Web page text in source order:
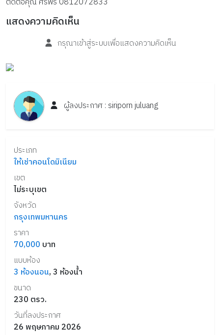
แสดงความคิดเห็น
กรุณาเข้าสู่ระบบเพื่อแสดงความคิดเห็น
ผู้ลงประกาศ : siripornjuluang
ประเภท
ให้เช่าคอนโดมิเนียม
เขต
ไม่ระบุเขต
จังหวัด
กรุงเทพมหานคร
ราคา
70,000 บาท
แบบห้อง
3 ห้องนอน,3 ห้องน้ำ
ขนาด
230 ตรว.
วันที่ลงประกาศ
26 พฤษภาคม 2026